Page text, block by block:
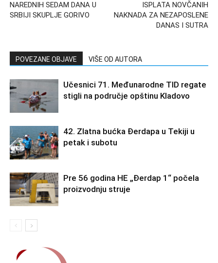
NAREDNIH SEDAM DANA U
SRBIJI SKUPLJE GORIVO
ISPLATA NOVČANIH
NAKNADA ZA NEZAPOSLENE
DANAS I SUTRA
POVEZANE OBJAVE VIŠE OD AUTORA
Učesnici 71. Međunarodne TID regate
stigli na područje opštinu Kladovo
42. Zlatna bućka Đerdapa u Tekiji u
petak i subotu
Pre 56 godina HE „Đerdap 1“ počela
proizvodnju struje